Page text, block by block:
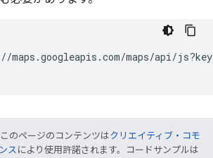
maps.googleapis.com/maps/api/
のページのコンテンツはクリエイティブ・コモ
ス により使用許諾されます。コードサンプルは